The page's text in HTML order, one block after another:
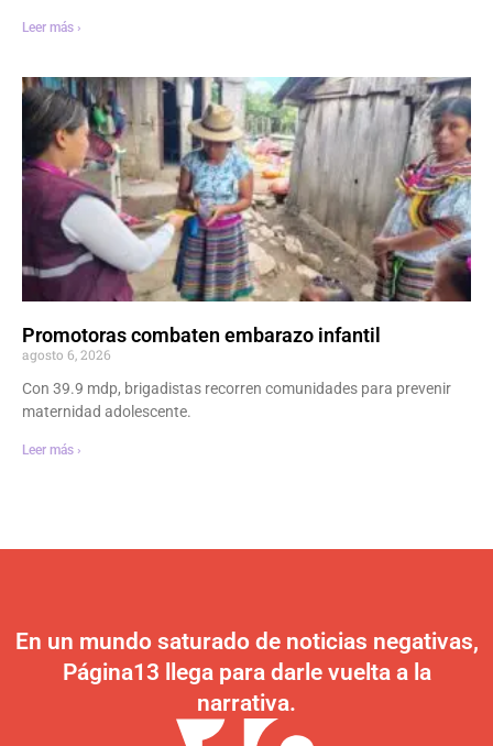
Leer más ›
Promotoras combaten embarazo infantil
agosto 6, 2026
Con 39.9 mdp, brigadistas recorren comunidades para prevenir
maternidad adolescente.
Leer más ›
En un mundo saturado de noticias negativas,
Página13 llega para darle vuelta a la
narrativa.